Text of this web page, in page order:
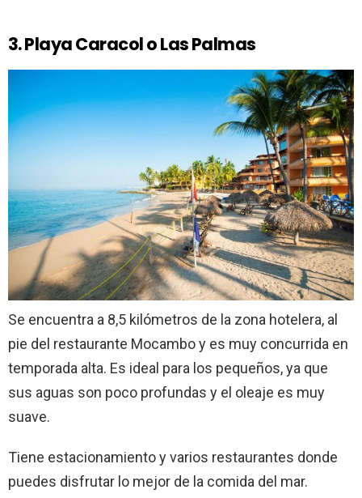
3. Playa Caracol o Las Palmas
Se encuentra a 8,5 kilómetros de la zona hotelera, al
pie del restaurante Mocambo y es muy concurrida en
temporada alta. Es ideal para los pequeños, ya que
sus aguas son poco profundas y el oleaje es muy
suave.
Tiene estacionamiento y varios restaurantes donde
puedes disfrutar lo mejor de la comida del mar.